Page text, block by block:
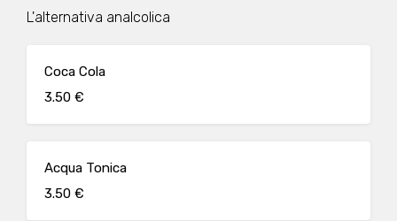
L'alternativa analcolica
Coca Cola
3.50 €
Acqua Tonica
3.50 €